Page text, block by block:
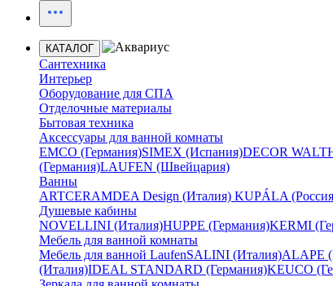
КАТАЛОГ
Сантехника
Интерьер
Оборудование для СПА
Отделочные материалы
Бытовая техника
Аксессуары для ванной комнаты
EMCO (Германия)SIMEX (Испания)DECOR
(Германия)LAUFEN (Швейцария)
Ванны
ARTCERAMDEA Design (Италия) KUPÁLA
Душевые кабины
NOVELLINI (Италия)HUPPE (Германия)KERMI
Мебель для ванной комнаты
Мебель для ванной LaufenSALINI (Италия)ALAPE
(Италия)IDEAL STANDARD (Германия)KEUCO